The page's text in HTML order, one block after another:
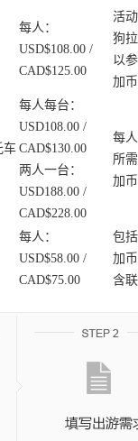
每人：
USD$108.00 /
CAD$125.00
活
狗
以
加
车
每人每台：
USD108.00 /
CAD$130.00
两人一台：
USD188.00 /
CAD$228.00
每
所
加
每人：
USD$58.00 /
CAD$75.00
包
加
含